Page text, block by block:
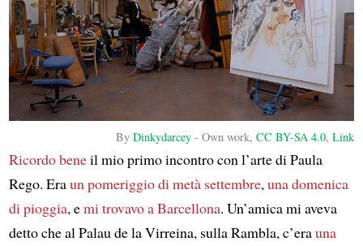
ByDinkydarcey -Own work,CC BY-SA 4.0,Link
Ricordo beneil mio primo incontro con l’arte di Paula
Rego. Eraun pomeriggio di metà settembre,una domenica
di pioggia, emi trovavo a Barcellona. Un’amica mi aveva
detto che al Palau de la Virreina, sulla Rambla, c’erauna